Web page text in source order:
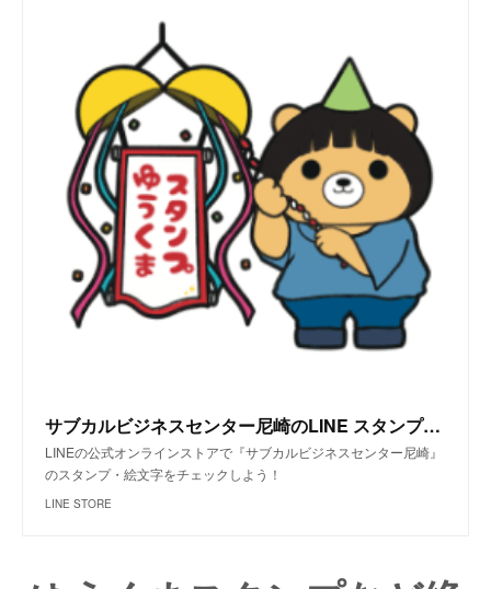
サブカルビジネスセンター尼崎のLINE スタンプ・絵文字一覧 | LINE STORE
LINEの公式オンラインストアで『サブカルビジネスセンター尼崎』
のスタンプ・絵文字をチェックしよう！
LINE STORE